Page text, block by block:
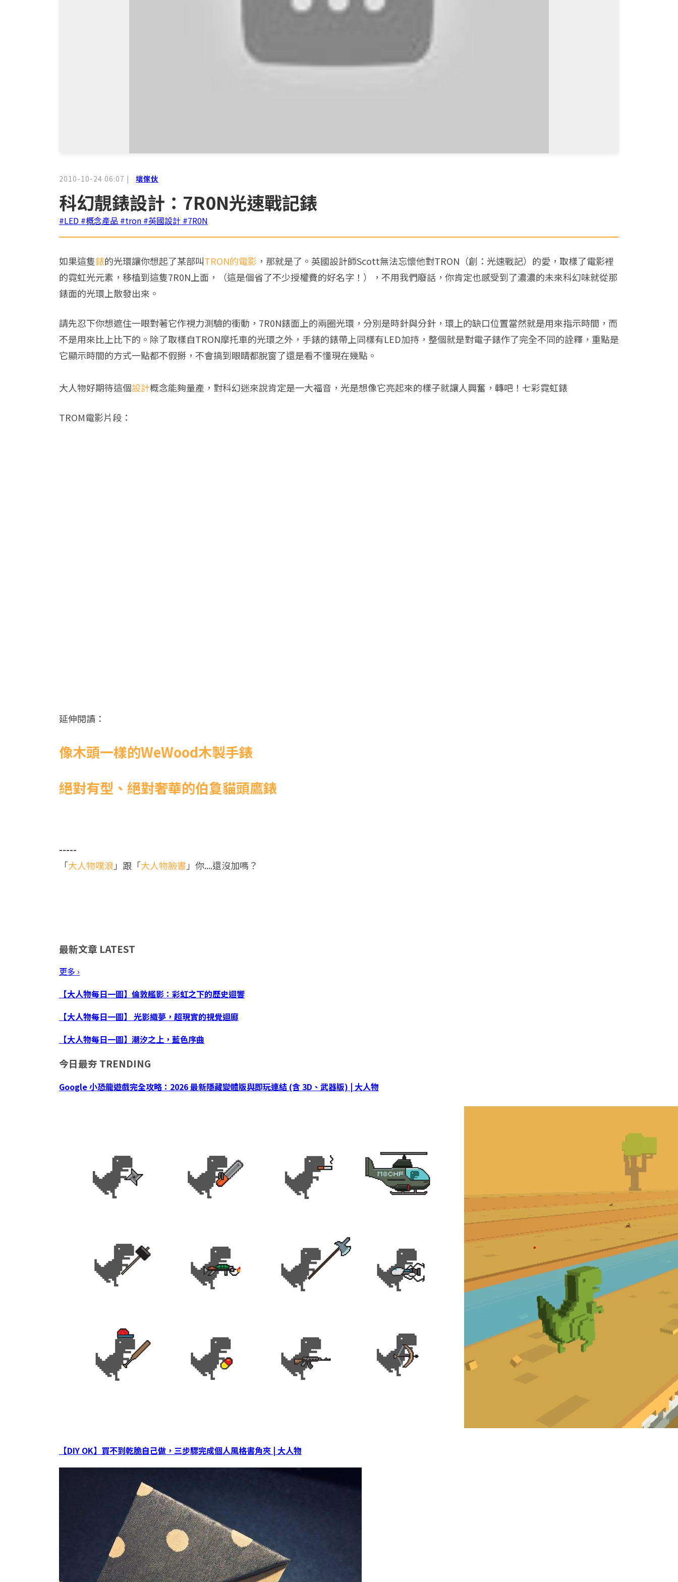
2010-10-24 06:07 | 壞傢伙
科幻靚錶設計：7R0N光速戰記錶
#LED #概念產品 #tron #英國設計 #7R0N
如果這隻錶的光環讓你想起了某部叫TRON的電影 ，那就是了。英國設計師Scott無法忘懷他對TRON（創：光速戰記）的愛，取樣了電影裡
的霓虹光元素，移植到這隻7R0N上面，（這是個省了不少授權費的好名字！），不用我們廢話，你肯定也感受到了濃濃的未來科幻味就從那
錶面的光環上散發出來。
請先忍下你想遮住一眼對著它作視力測驗的衝動，7R0N錶面上的兩圈光環，分別是時針與分針，環上的缺口位置當然就是用來指示時間，而
不是用來比上比下的。除了取樣自TRON摩托車的光環之外，手錶的錶帶上同樣有LED加持，整個就是對電子錶作了完全不同的詮釋，重點是
它顯示時間的方式一點都不假掰，不會搞到眼睛都脫窗了還是看不懂現在幾點。
大人物好期待這個設計概念能夠量產，對科幻迷來說肯定是一大福音，光是想像它亮起來的樣子就讓人興奮，轉吧！七彩霓虹錶
TROM電影片段：
延伸閱讀：
像木頭一樣的WeWood木製手錶
絕對有型、絕對奢華的伯敻貓頭鷹錶
-----
「大人物噗浪 」跟「大人物臉書」你....還沒加嗎？
最新文章 LATEST
更多 ›
【大人物每日一圖】倫敦艦影：彩虹之下的歷史迴響
【大人物每日一圖】 光影織夢，超現實的視覺迴廊
【大人物每日一圖】潮汐之上，藍色序曲
今日最夯 TRENDING
Google 小恐龍遊戲完全攻略：2026 最新隱藏變體版與即玩連結 (含 3D、武器版) | 大人物
【DIY OK】買不到乾脆自己做，三步驟完成個人風格書角夾 | 大人物